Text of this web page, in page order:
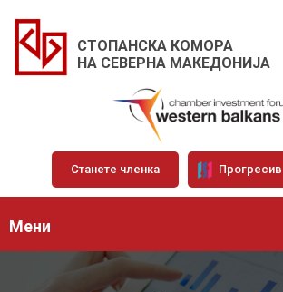
СТОПАНСКА КОМОРА
НА СЕВЕРНА МАКЕДОНИЈА
Станете членка
Мени